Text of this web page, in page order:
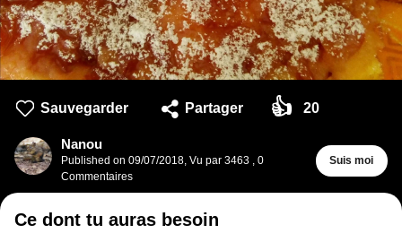
Sauvegarder Partager 👍 20
Nanou
Published on 09/07/2018, Vu par 3463 , 0
Commentaires
Suis moi
Ce dont tu auras besoin